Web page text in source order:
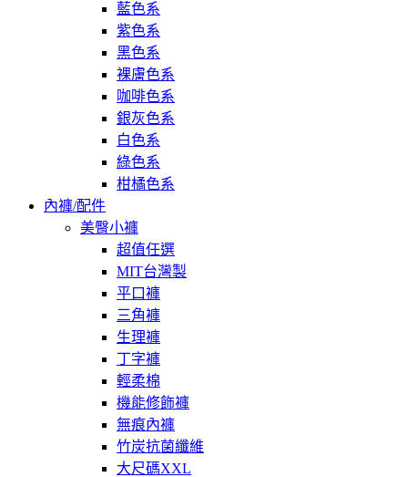
藍色系
紫色系
黑色系
裸膚色系
咖啡色系
銀灰色系
白色系
綠色系
柑橘色系
內褲/配件
美臀小褲
超值任選
MIT台灣製
平口褲
三角褲
生理褲
丁字褲
輕柔棉
機能修飾褲
無痕內褲
竹炭抗菌纖維
大尺碼XXL